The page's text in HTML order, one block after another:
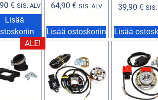
€ SIS. ALV
Lisää
64,90 € SIS. ALV
Lisää ostoskoriin
39,90€
Lisää
ALE!